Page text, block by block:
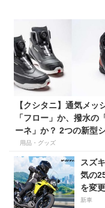
【クシタニ】通気メッ
「フロー」か、撥水の
ーネ」か？ 2つの新型
ズ、あなたはどちらを
用品・グッズ
スズ
気の
を変
新車